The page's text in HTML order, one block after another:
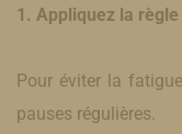
1. Appliquez la
Pour éviter la
pauses régulières.